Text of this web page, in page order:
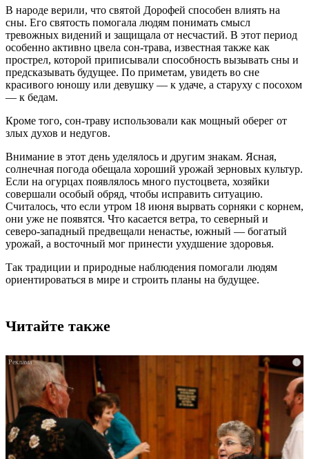
В народе верили, что святой Дорофей способен влиять на
сны. Его святость помогала людям понимать смысл
тревожных видений и защищала от несчастий. В этот период
особенно активно цвела сон-трава, известная также как
прострел, которой приписывали способность вызывать сны и
предсказывать будущее. По приметам, увидеть во сне
красивого юношу или девушку — к удаче, а старуху с посохом
— к бедам.
Кроме того, сон-траву использовали как мощный оберег от
злых духов и недугов.
Внимание в этот день уделялось и другим знакам. Ясная,
солнечная погода обещала хороший урожай зерновых культур.
Если на огурцах появлялось много пустоцвета, хозяйки
совершали особый обряд, чтобы исправить ситуацию.
Считалось, что если утром 18 июня вырвать сорняки с корнем,
они уже не появятся. Что касается ветра, то северный и
северо-западный предвещали ненастье, южный — богатый
урожай, а восточный мог принести ухудшение здоровья.
Так традиции и природные наблюдения помогали людям
ориентироваться в мире и строить планы на будущее.
Читайте также
i